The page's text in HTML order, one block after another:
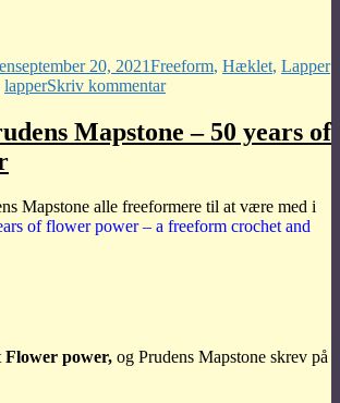
september 20, 2021Freeform, Hæklet, Lapper
lapperSkriv kommentartil
rødt
Mapstone – 50 years of
Mapstone alle freeformere til at være med i
of flower power – a freeform crochet and
Flower power, og Prudens Mapstone skrev på